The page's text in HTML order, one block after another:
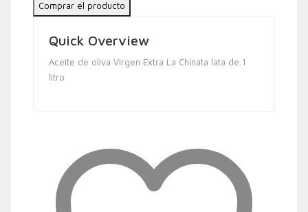
Comprar el producto
Quick Overview
Aceite de oliva Virgen Extra La Chinata lata de 1
litro